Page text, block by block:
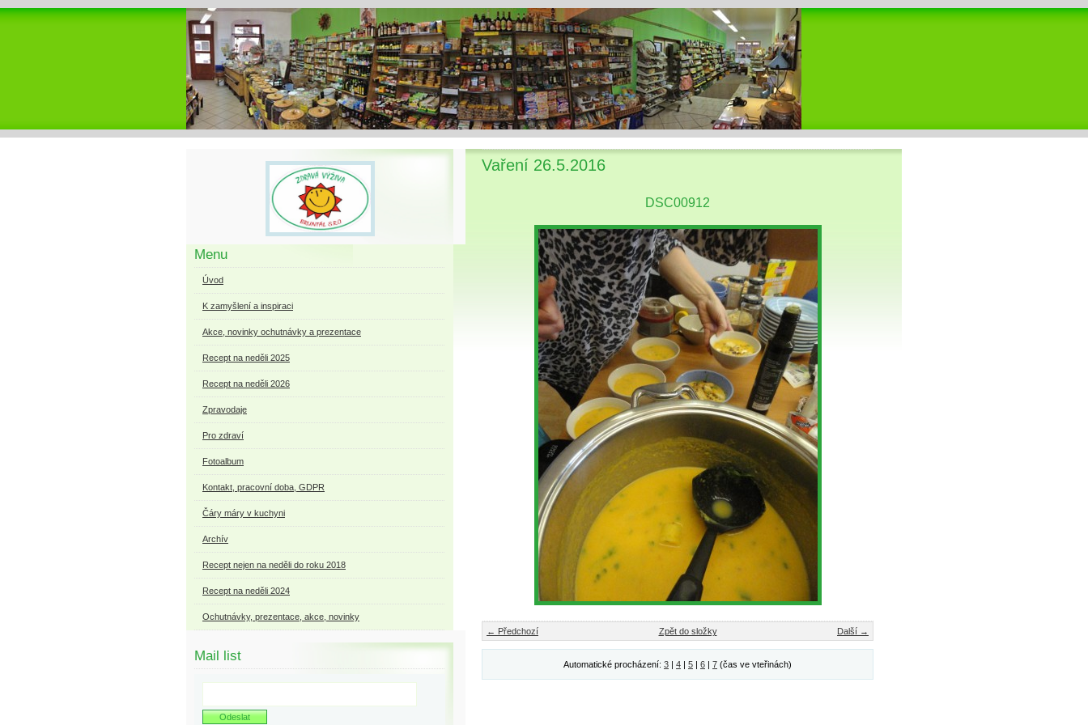
Vaření 26.5.2016
DSC00912
← Předchozí Další →
Zpět do složky
Automatické procházení: 3 | 4 | 5 | 6 | 7 (čas ve vteřinách)
Menu
Úvod
K zamyšlení a inspiraci
Akce, novinky ochutnávky a prezentace
Recept na neděli 2025
Recept na neděli 2026
Zpravodaje
Pro zdraví
Fotoalbum
Kontakt, pracovní doba, GDPR
Čáry máry v kuchyni
Archív
Recept nejen na neděli do roku 2018
Recept na neděli 2024
Ochutnávky, prezentace, akce, novinky
Mail list